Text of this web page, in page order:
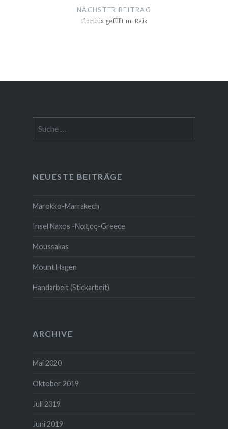
NÄCHSTER BEITRAG
Florinis gefüllt m. Reis
nach:
NEUESTE BEITRÄGE
Marokko-Marrakech
Insel Naxos -Ναξος-Greece
Moussakas
Mount Hagen
Handarbeit (Stickarbeit)
ARCHIVE
Mai 2020
Oktober 2019
Juli 2019
Juni 2019